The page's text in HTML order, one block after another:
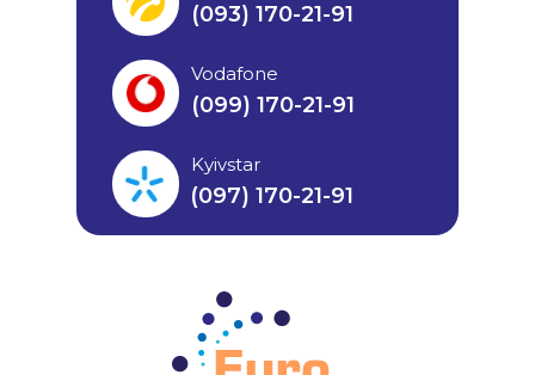
(093) 170-21-91
Kyivstar
(097) 170-21-91
Vodafone
(099) 170-21-91